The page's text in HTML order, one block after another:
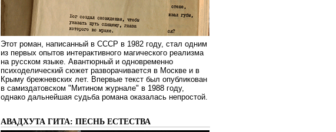
Этот роман, написанный в СССР в 1982 году, стал одним
из первых опытов интерактивного магического реализма
на русском языке. Авантюрный и одновременно
психоделический сюжет разворачивается в Москве и в
Крыму брежневских лет. Впервые текст был опубликован
в самиздатовском "Митином журнале" в 1988 году,
однако дальнейшая судьба романа оказалась непростой.
АВАДХУТА ГИТА: ПЕСНЬ ЕСТЕСТВА